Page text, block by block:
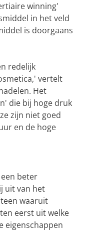
winning'
in het veld
is doorgaans
redelijk
vertelt
Het
die bij hoge druk
zijn niet goed
en de hoge
beter
uit van het
waaruit
eerst uit welke
eigenschappen